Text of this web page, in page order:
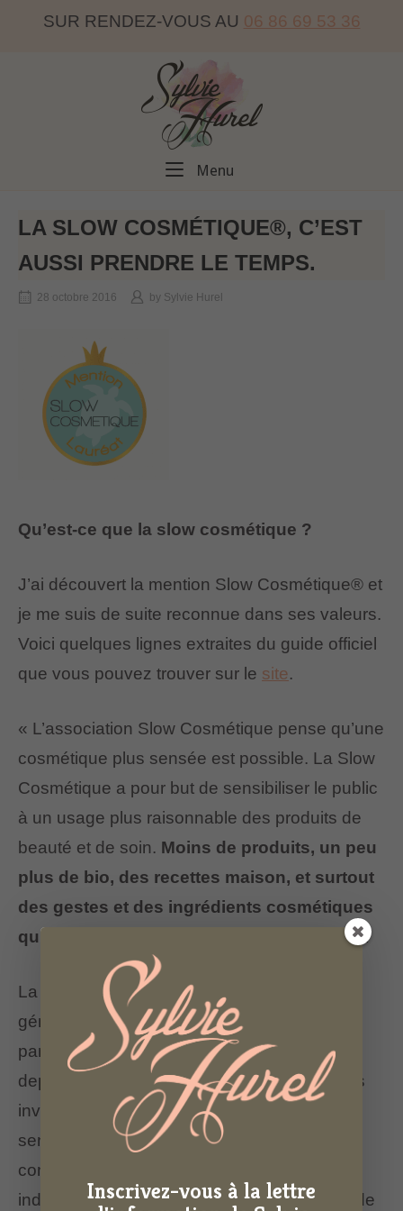
SUR RENDEZ-VOUS AU 06 86 69 53 36
Home
Menu
LA SLOW COSMÉTIQUE®, C’EST
AUSSI PRENDRE LE TEMPS.
28 octobre 2016 by Sylvie Hurel
Qu’est-ce que la slow cosmétique ?
J’ai découvert la mention Slow Cosmétique® et
je me suis de suite reconnue dans ses valeurs.
Voici quelques lignes extraites du guide officiel
que vous pouvez trouver sur le site.
« L’association Slow Cosmétique pense qu’une
cosmétique plus sensée est possible. La Slow
Cosmétique a pour but de sensibiliser le public
à un usage plus raisonnable des produits de
beauté et de soin. Moins de produits, un peu
plus de bio, des recettes maison, et surtout
des gestes et des ingrédients cosmétiques
qui respectent l’environnement et la santé.
La «Slow Cosmétique®» est un terme
générique et rassembleur. Inspirée en partie
par le mouvement Slow Food® qui dénonce
depuis bien des années la malbouffe et nous
invite à réfléchir à une alimentation plus
sensée, la Slow Cosmétique sensibilise les
consommateurs aux abus de la cosmétique
industrielle et invite à prendre soin de soi et de
Inscrivez-vous à la lettre